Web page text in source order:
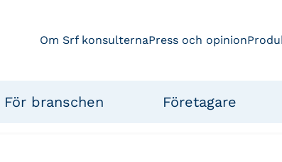
Om Srf konsulternaPress och opinion
För branschen Företagare